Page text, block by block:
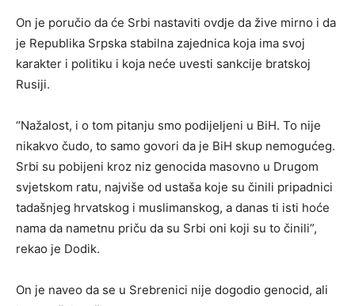
On je poručio da će Srbi nastaviti ovdje da žive mirno i da
je Republika Srpska stabilna zajednica koja ima svoj
karakter i politiku i koja neće uvesti sankcije bratskoj
Rusiji.
“Nažalost, i o tom pitanju smo podijeljeni u BiH. To nije
nikakvo čudo, to samo govori da je BiH skup nemogućeg.
Srbi su pobijeni kroz niz genocida masovno u Drugom
svjetskom ratu, najviše od ustaša koje su činili pripadnici
tadašnjeg hrvatskog i muslimanskog, a danas ti isti hoće
nama da nametnu priču da su Srbi oni koji su to činili”,
rekao je Dodik.
On je naveo da se u Srebrenici nije dogodio genocid, ali